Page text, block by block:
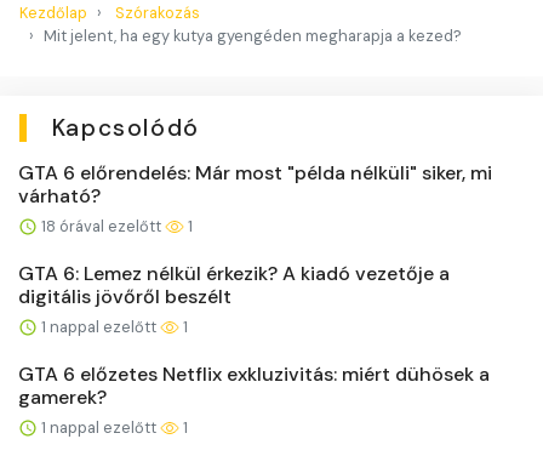
Kezdőlap
Szórakozás
Mit jelent, ha egy kutya gyengéden megharapja a kezed?
Kapcsolódó
GTA 6 előrendelés: Már most "példa nélküli" siker, mi
várható?
18 órával ezelőtt 1
GTA 6: Lemez nélkül érkezik? A kiadó vezetője a
digitális jövőről beszélt
1 nappal ezelőtt 1
GTA 6 előzetes Netflix exkluzivitás: miért dühösek a
gamerek?
1 nappal ezelőtt 1